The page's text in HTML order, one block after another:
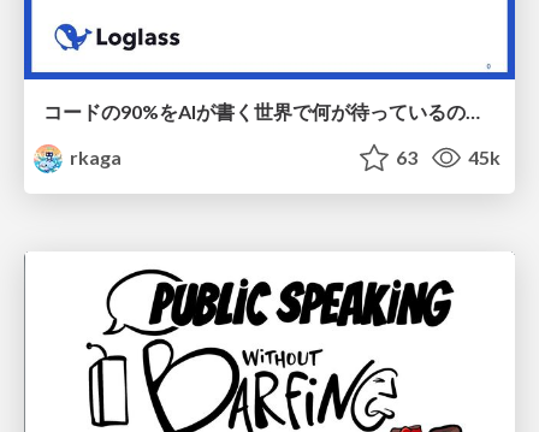
コードの90%をAIが書く世界で何が待っているのか / What awaits us in a world where 90% of the code is written by AI
rkaga
63 45k